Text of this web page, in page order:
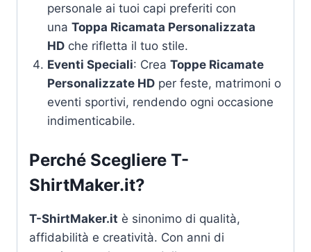
personale ai tuoi capi preferiti con
una Toppa Ricamata Personalizzata
HDche rifletta il tuo stile.
Eventi Speciali: Crea Toppe Ricamate
Personalizzate HDper feste, matrimoni o
eventi sportivi, rendendo ogni occasione
indimenticabile.
Perché Scegliere T-
ShirtMaker.it?
T-ShirtMaker.it è sinonimo di qualità,
affidabilità e creatività. Con anni di